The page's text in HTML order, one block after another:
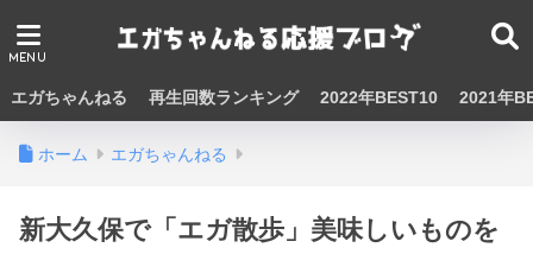
エガちゃんねる 再生回数ランキング 2022年BEST10 2021年
ホーム エガちゃんねる
新大久保で「エガ散歩」美味しいものを